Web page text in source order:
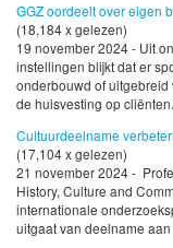
GGZ oordeelt over eigen
(18,184 x gelezen)
19 november 2024 - Uit
instellingen blijkt dat er
onderbouwd of uitgebreid
de huisvesting op
Cultuurdeelname
(17,104 x gelezen)
21 november 2024 -
History, Culture and
internationale
uitgaat van deelname